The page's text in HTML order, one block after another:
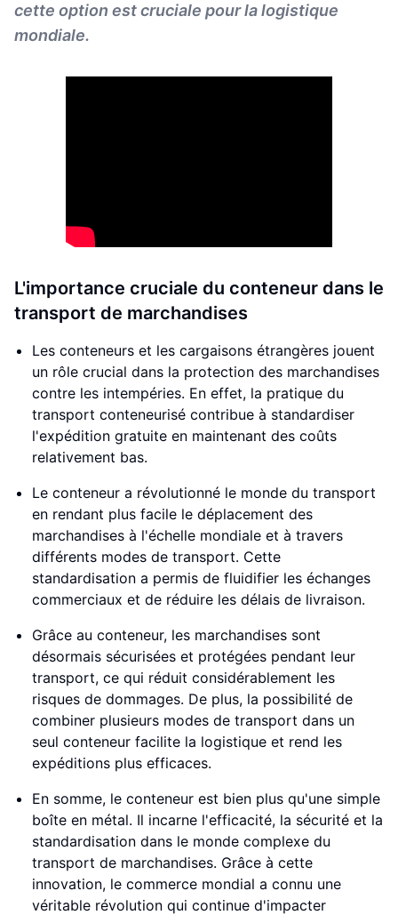
cette option est cruciale pour la logistique
mondiale.
L'importance cruciale du conteneur dans le
transport de marchandises
Les conteneurs et les cargaisons étrangères jouent
un rôle crucial dans la protection des marchandises
contre les intempéries. En effet, la pratique du
transport conteneurisé contribue à standardiser
l'expédition gratuite en maintenant des coûts
relativement bas.
Le conteneur a révolutionné le monde du transport
en rendant plus facile le déplacement des
marchandises à l'échelle mondiale et à travers
différents modes de transport. Cette
standardisation a permis de fluidifier les échanges
commerciaux et de réduire les délais de livraison.
Grâce au conteneur, les marchandises sont
désormais sécurisées et protégées pendant leur
transport, ce qui réduit considérablement les
risques de dommages. De plus, la possibilité de
combiner plusieurs modes de transport dans un
seul conteneur facilite la logistique et rend les
expéditions plus efficaces.
En somme, le conteneur est bien plus qu'une simple
boîte en métal. Il incarne l'efficacité, la sécurité et la
standardisation dans le monde complexe du
transport de marchandises. Grâce à cette
innovation, le commerce mondial a connu une
véritable révolution qui continue d'impacter